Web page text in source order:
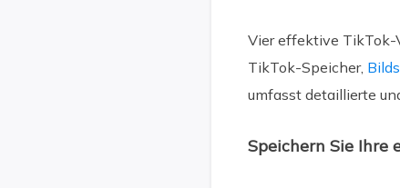
Vier effektive TikTok-
TikTok-Speicher,
umfasst detaillierte
Speichern Sie Ihre